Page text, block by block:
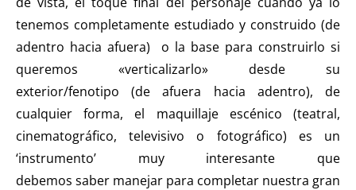
tenemos completamente estudiado y construido (de
adentro hacia afuera) o la base para construirlo si
queremos «verticalizarlo» desde su
exterior/fenotipo (de afuera hacia adentro), de
cualquier forma, el maquillaje escénico (teatral,
cinematográfico, televisivo o fotográfico) es un
‘instrumento’ muy interesante que
debemos saber manejar para completar nuestra gran